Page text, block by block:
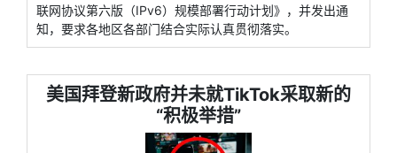
联网协议第六版（IPv6）规模部署行动计划》，并发出通
知，要求各地区各部门结合实际认真贯彻落实。
美国拜登新政府并未就TikTok采取新的
“积极举措”